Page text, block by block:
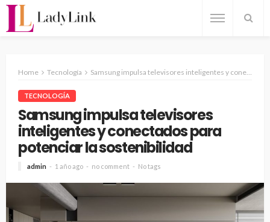
Home Tecnología Samsung impulsa televisores inteligentes y conectados para potenciar la sostenibilidad
TECNOLOGÍA
Samsung impulsa televisores
inteligentes y conectados para
potenciar la sostenibilidad
admin 1 año ago no comment No tags